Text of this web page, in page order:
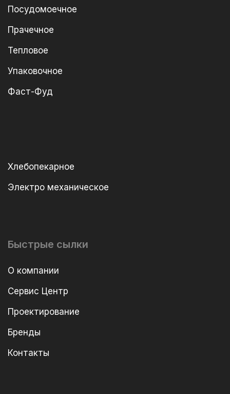
Посудомоечное
Прачечное
Тепловое
Упаковочное
Фаст-Фуд
Хлебопекарное
Электро механическое
Быстрые сылки
О компании
Сервис Центр
Проектирование
Бренды
Контакты